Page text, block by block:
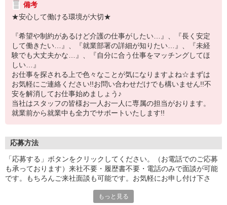
備考
★安心して働ける環境が大切★
『希望や制約があるけど介護の仕事がしたい…』、『長く安定
して働きたい…』、『就業部署の詳細が知りたい…』、『未経
験でも大丈夫かな…』、『自分に合う仕事をマッチングしてほ
しい…』
お仕事を探される上で色々なことが気になりますよね☆まずは
お気軽にご連絡ください!!お問い合わせだけでも構いません!!不
安を解消してお仕事始めましょう♪
当社はスタッフの皆様お一人お一人に専属の担当がおります。
就業前から就業中も全力でサポートいたします!!
応募方法
「応募する」ボタンをクリックしてください。（お電話でのご応募
も承っております）来社不要・履歴書不要・電話のみで面談が可能
です。もちろんご来社面談も可能です。お気軽にお申し付け下さ
もっと見る